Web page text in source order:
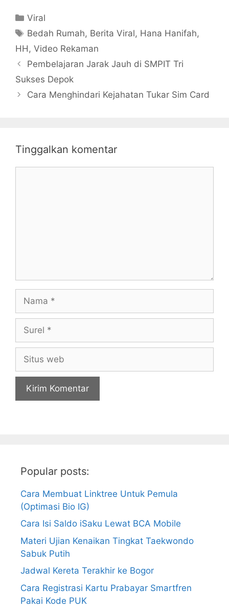
COVID-19 di
Bojonggede
Kategori
Viral
Tag
Bedah Rumah, Berita Viral, Hana Hanifah,
HH, Video Rekaman
Pembelajaran Jarak Jauh di SMPIT Tri
Sukses Depok
Cara Menghindari Kejahatan Tukar Sim Card
Tinggalkan komentar
Nama
Surel
Situs
web
Popular posts:
Cara Membuat Linktree Untuk Pemula
(Optimasi Bio IG)
Cara Isi Saldo iSaku Lewat BCA Mobile
Materi Ujian Kenaikan Tingkat Taekwondo
Sabuk Putih
Jadwal Kereta Terakhir ke Bogor
Cara Registrasi Kartu Prabayar Smartfren
Pakai Kode PUK